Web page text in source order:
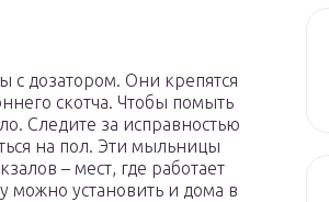
с дозатором. Они крепятся
скотча. Чтобы помыть
Следите за исправностью
на пол. Эти мыльницы
– мест, где работает
установить и дома в